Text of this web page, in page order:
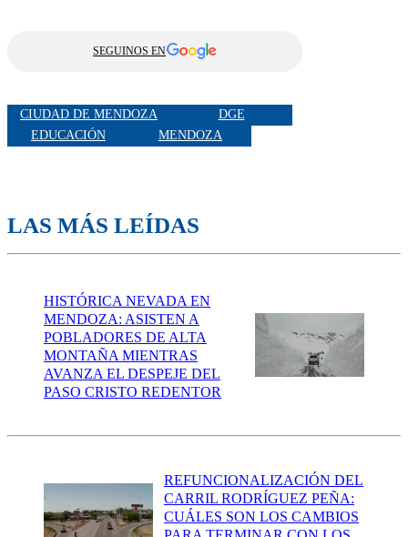
SEGUINOS EN
CIUDAD DE MENDOZA
DGE
EDUCACIÓN
MENDOZA
LAS MÁS LEÍDAS
HISTÓRICA NEVADA EN
MENDOZA: ASISTEN A
POBLADORES DE ALTA
MONTAÑA MIENTRAS
AVANZA EL DESPEJE DEL
PASO CRISTO REDENTOR
REFUNCIONALIZACIÓN DEL
CARRIL RODRÍGUEZ PEÑA:
CUÁLES SON LOS CAMBIOS